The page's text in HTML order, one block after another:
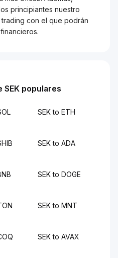
principiantes nuestro
con el que podrán
SEK populares
SEK to ETH
SEK to ADA
SEK to DOGE
SEK to MNT
SEK to AVAX